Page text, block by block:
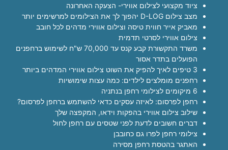
ציוד מקצועי לצילום אווירי- הצעקה האחרונה
מצב צילום D-LOG יהפוך לך את הצילומים למרשימים יותר
מאביק אייר חווית טיסה וצילום אווירי מדהים לכל חובב
צילום אווירי לסרטי תדמית
משרד התקשורת קבע קנס עד 70,000 ש"ח לשימוש ברחפנים
הפועלים בתדר אסור
3 טיפים לאיך להפיק את השוט צילום אווירי המדהים ביותר
רחפנים מומלצים לילדים: כמה עצות שימושיות
6 מיקומים לצילומי רחפן בנתניה
רחפן לפרסום: לאיזה עסקים כדאי להשתמש ברחפן לפרסום?
שילוב צילום אווירי בהפקות וידאו, המקפצה שלך
דברים חשובים לדעת לפני שטסים עם רחפן לחול
צילומי רחפן לפרו גם כחובבן
האתגר בהטסת רחפן מסירה